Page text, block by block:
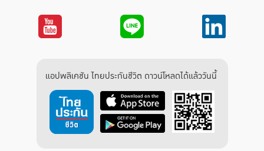
แอปพลิเคชัน ไทยประกันชีวิต ดาวน์โหลดได้แล้ววันนี้